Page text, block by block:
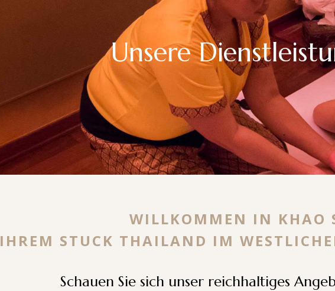
Unsere
WILLKOMMEN IN KHAO
IHREM STUCK THAILAND IM
Schauen Sie sich unser reichhaltiges